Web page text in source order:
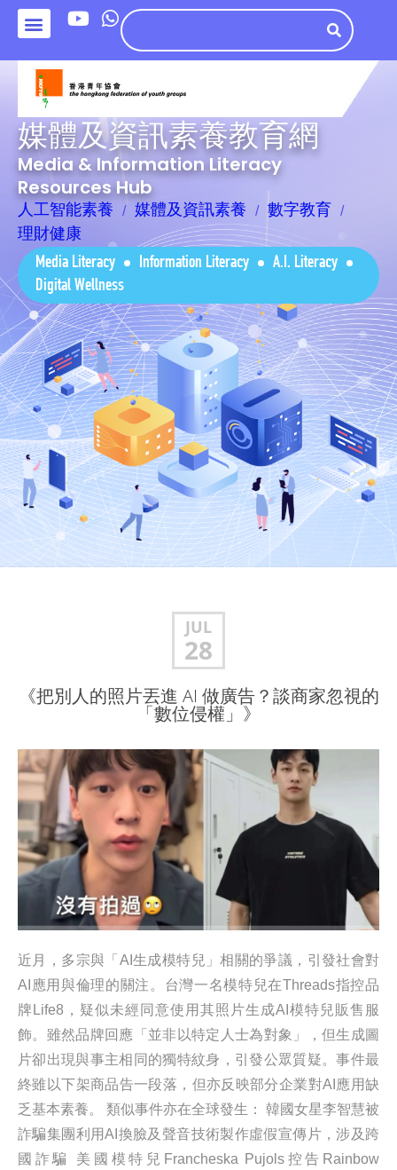
媒體及資訊素養教育網
Media & Information Literacy
Resources Hub
人工智能素養 媒體及資訊素養
數字教育
理財健康
Media Literacy Information Literacy
A.I. Literacy
Digital Wellness
JUL
28
《把別人的照片丟進 AI 做廣告？談商家忽視的
「數位侵權」》
近月，多宗與「AI生成模特兒」相關的爭議，引發社會對
AI應用與倫理的關注。台灣一名模特兒在Threads指控品
牌Life8，疑似未經同意使用其照片生成AI模特兒販售服
飾。雖然品牌回應「並非以特定人士為對象」，但生成圖
片卻出現與事主相同的獨特紋身，引發公眾質疑。事件最
終雖以下架商品告一段落，但亦反映部分企業對AI應用缺
乏基本素養。 類似事件亦在全球發生： 韓國女星李智慧被
詐騙集團利用AI換臉及聲音技術製作虛假宣傳片，涉及跨
國詐騙 美國模特兒Francheska Pujols控告Rainbow